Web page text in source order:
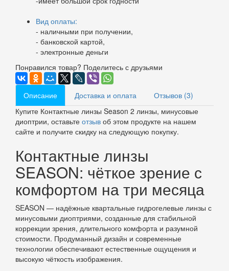
Вид оплаты:
- наличными при получении,
- банковской картой,
- электронные деньги
Понравился товар? Поделитесь с друзьями
Описание Доставка и оплата
Отзывов (3)
Купите Контактные линзы Season 2 линзы, минусовые
диоптрии, оставьте отзыв об этом продукте на нашем
сайте и получите скидку на следующую покупку.
Контактные линзы
SEASON: чёткое зрение с
комфортом на три месяца
SEASON — надёжные квартальные гидрогелевые линзы с
минусовыми диоптриями, созданные для стабильной
коррекции зрения, длительного комфорта и разумной
стоимости. Продуманный дизайн и современные
технологии обеспечивают естественные ощущения и
высокую чёткость изображения.